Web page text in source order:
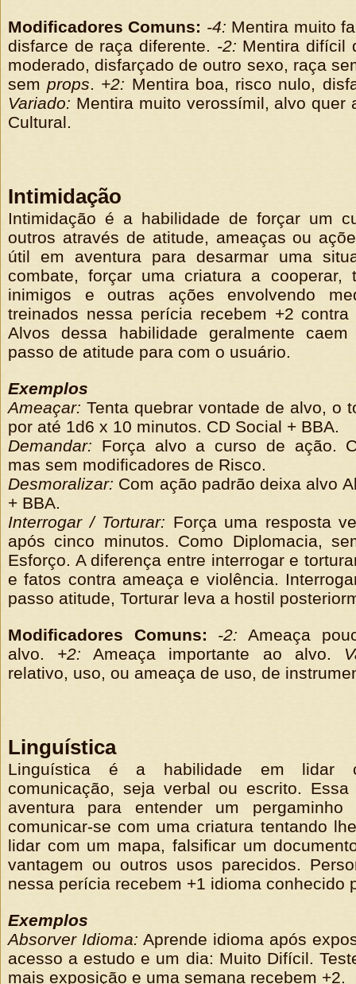
Modificadores Comuns: -4: Mentira muito
disfarce de raça diferente. -2: Mentira difícil
moderado, disfarçado de outro sexo, raça
semprops. +2: Mentira boa, risco nulo,
Variado: Mentira muito verossímil, alvo quer
Cultural.
Intimidação
Intimidação é a habilidade de forçar um
outros através de atitude, ameaças ou
útil em aventura para desarmar uma
combate, forçar uma criatura a cooperar,
inimigos e outras ações envolvendo
treinados nessa perícia recebem +2
Alvos dessa habilidade geralmente
passo de atitude para com o usuário.
Exemplos
Ameaçar: Tenta quebrar vontade de alvo, o
por até 1d6 x 10 minutos. CD Social + BBA.
Demandar: Força alvo a curso de ação.
mas sem modificadores de Risco.
Desmoralizar: Com ação padrão deixa alvo
+ BBA.
Interrogar / Torturar: Força uma resposta
após cinco minutos. Como Diplomacia,
Esforço. A diferença entre interrogar e
e fatos contra ameaça e violência.
passo atitude, Torturar leva a hostil
Modificadores Comuns:
-2: Ameaça
alvo. +2: Ameaça importante ao alvo.
relativo, uso, ou ameaça de uso, de
Linguística
Linguística é a habilidade em lidar
comunicação, seja verbal ou escrito.
aventura para entender um
comunicar-se com uma criatura tentando
lidar com um mapa, falsificar um
vantagem ou outros usos parecidos.
nessa perícia recebem +1 idioma conhecido
Exemplos
Absorver Idioma: Aprende idioma após
acesso a estudo e um dia: Muito Difícil.
mais exposição e uma semana recebem +2.